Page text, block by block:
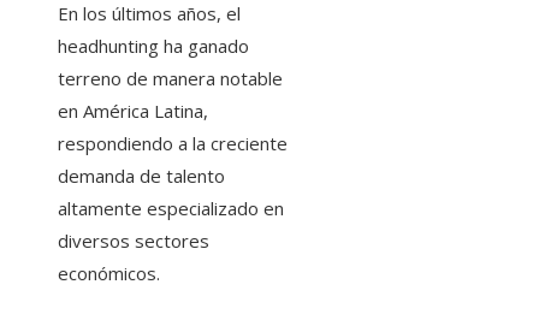
En los últimos años, el
headhunting ha ganado
terreno de manera notable
en América Latina,
respondiendo a la creciente
demanda de talento
altamente especializado en
diversos sectores
económicos.